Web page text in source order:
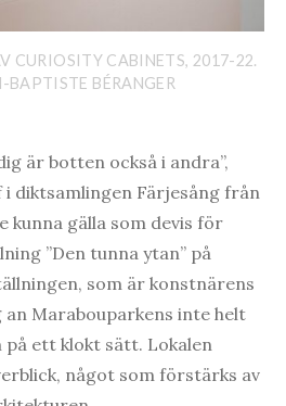
CURIOSITY CABINETS, 2017-22.
BAPTISTE BÉRANGER
är botten också i andra”,
i diktsamlingen Färjesång från
kunna gälla som devis för
”Den tunna ytan” på
som är konstnärens
Marabouparkens inte helt
ett klokt sätt. Lokalen
något som förstärks av